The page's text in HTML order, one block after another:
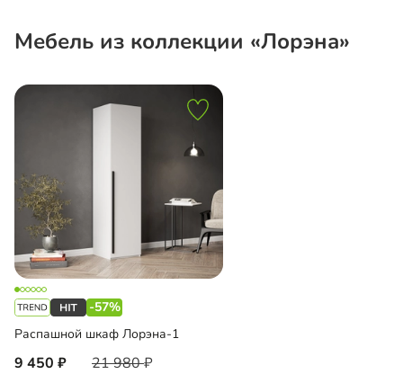
Мебель из коллекции «Лорэна»
-57%
Распашной шкаф Лорэна-1
9 450 21 980